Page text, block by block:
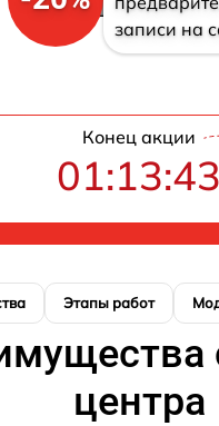
записи на
Конец акции
01:13:42
Этапы работ
центра